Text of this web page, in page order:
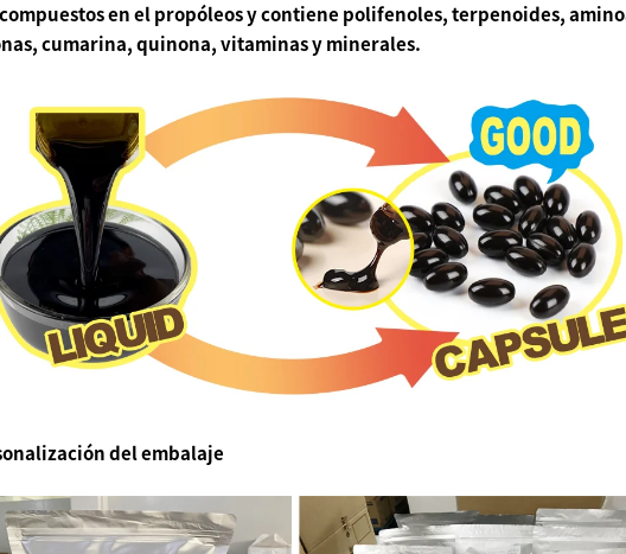
en el propóleos y contiene polifenoles, terpenoides,
cumarina, quinona, vitaminas y minerales.
del embalaje